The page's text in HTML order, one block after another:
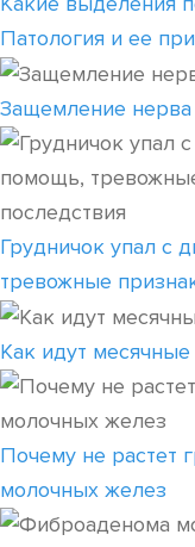
Патология и ее
Защемление нерва
Грудничок упал с
тревожные
Как идут
Почему не растет
молочных желез